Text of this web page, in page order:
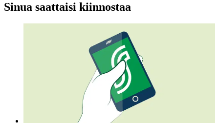
Sinua saattaisi kiinnostaa